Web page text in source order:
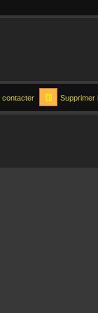
Supprimer
contacter